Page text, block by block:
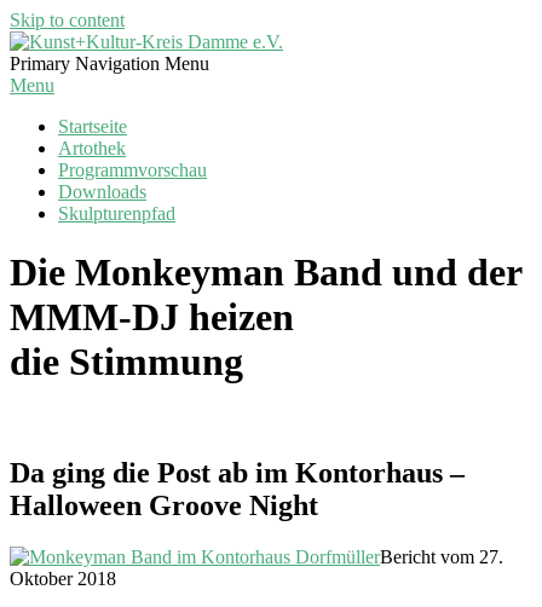
Skip to content
Kunst+Kultur-
Kreis
Primary Navigation Menu
Menu
Startseite
Artothek
Programmvorschau
Downloads
Skulpturenpfad
Die Monkeyman Band und der
MMM-DJ heizen
die Stimmung
Da ging die Post ab im Kontorhaus–
Halloween Groove Night
Bericht vom 27.
Oktober 2018